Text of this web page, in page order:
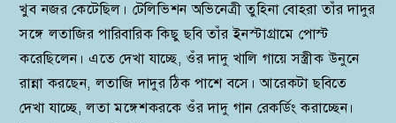
খুব নজর কেটেছিল। টেলিভিশন অভিনেত্রী তুহিনা বোহরা তাঁর দাদুর
সঙ্গে লতাজির পারিবারিক কিছু ছবি তাঁর ইনস্টাগ্রামে পোস্ট
করেছিলেন। এতে দেখা যাচ্ছে, ওঁর দাদু খালি গায়ে সস্ত্রীক উনুনে
রান্না করছেন, লতাজি দাদুর ঠিক পাশে বসে। আরেকটা ছবিতে
দেখা যাচ্ছে, লতা মঙ্গেশকরকে ওঁর দাদু গান রেকর্ডিং করাচ্ছেন।